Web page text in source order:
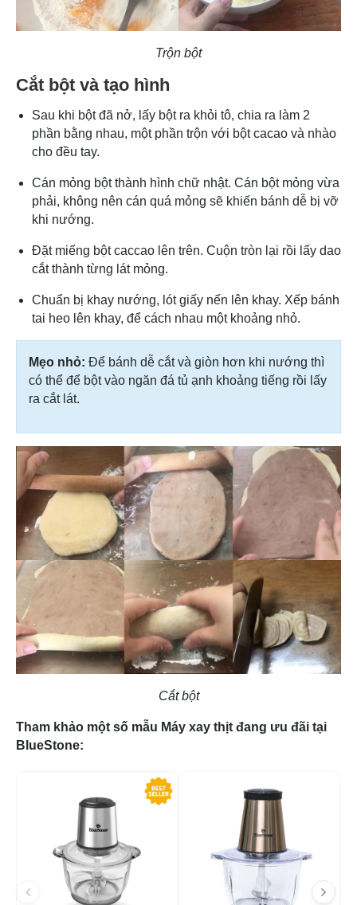
Trộn bột
Cắt bột và tạo hình
Sau khi bột đã nở, lấy bột ra khỏi tô, chia ra làm 2
phần bằng nhau, một phần trộn với bột cacao và nhào
cho đều tay.
Cán mỏng bột thành hình chữ nhật. Cán bột mỏng vừa
phải, không nên cán quá mỏng sẽ khiến bánh dễ bị vỡ
khi nướng.
Đặt miếng bột caccao lên trên. Cuộn tròn lại rồi lấy dao
cắt thành từng lát mỏng.
Chuẩn bị khay nướng, lót giấy nến lên khay. Xếp bánh
tai heo lên khay, để cách nhau một khoảng nhỏ.
Mẹo nhỏ: Để bánh dễ cắt và giòn hơn khi nướng thì
có thể để bột vào ngăn đá tủ ạnh khoảng tiếng rồi lấy
ra cắt lát.
Cắt bột
Tham khảo một số mẫu Máy xay thịt đang ưu đãi tại
BlueStone: